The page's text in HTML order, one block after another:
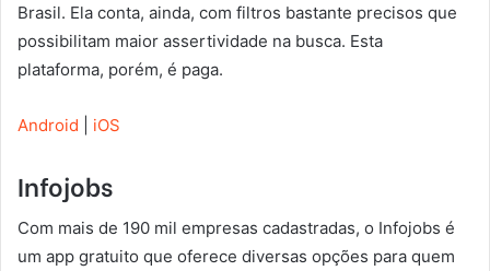
Brasil. Ela conta, ainda, com filtros bastante precisos que
possibilitam maior assertividade na busca. Esta
plataforma, porém, é paga.
Android iOS
Infojobs
Com mais de 190 mil empresas cadastradas, o Infojobs é
um app gratuito que oferece diversas opções para quem